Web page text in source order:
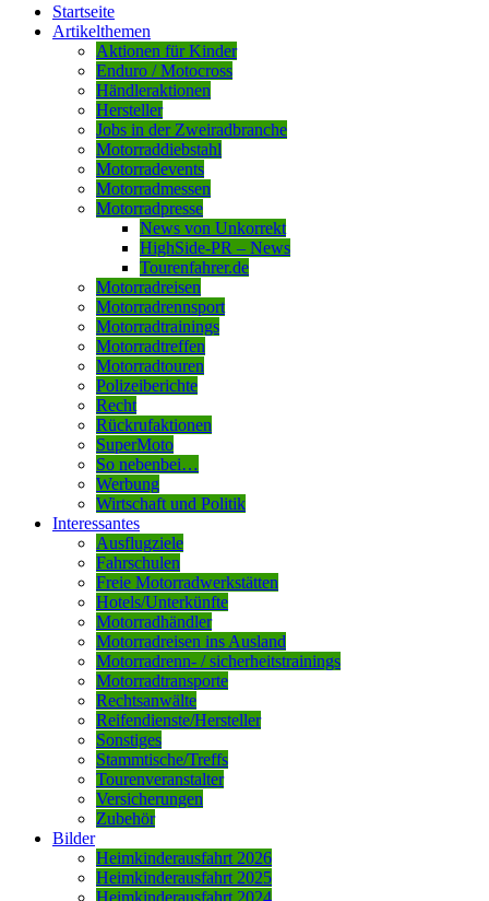
Startseite
Artikelthemen
Aktionen für Kinder
Enduro / Motocross
Händleraktionen
Hersteller
Jobs in der Zweiradbranche
Motorraddiebstahl
Motorradevents
Motorradmessen
Motorradpresse
News von Unkorrekt
HighSide-PR – News
Tourenfahrer.de
Motorradreisen
Motorradrennsport
Motorradtrainings
Motorradtreffen
Motorradtouren
Polizeiberichte
Recht
Rückrufaktionen
SuperMoto
So nebenbei…
Werbung
Wirtschaft und Politik
Interessantes
Ausflugziele
Fahrschulen
Freie Motorradwerkstätten
Hotels/Unterkünfte
Motorradhändler
Motorradreisen ins Ausland
Motorradrenn- / sicherheitstrainings
Motorradtransporte
Rechtsanwälte
Reifendienste/Hersteller
Sonstiges
Stammtische/Treffs
Tourenveranstalter
Versicherungen
Zubehör
Bilder
Heimkinderausfahrt 2026
Heimkinderausfahrt 2025
Heimkinderausfahrt 2024